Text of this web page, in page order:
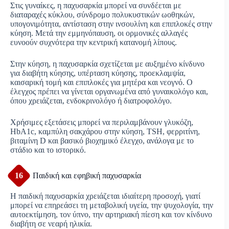
Στις γυναίκες, η παχυσαρκία μπορεί να συνδέεται με
διαταραχές κύκλου, σύνδρομο πολυκυστικών ωοθηκών,
υπογονιμότητα, αντίσταση στην ινσουλίνη και επιπλοκές στην
κύηση. Μετά την εμμηνόπαυση, οι ορμονικές αλλαγές
ευνοούν συχνότερα την κεντρική κατανομή λίπους.
Στην κύηση, η παχυσαρκία σχετίζεται με αυξημένο κίνδυνο
για διαβήτη κύησης, υπέρταση κύησης, προεκλαμψία,
καισαρική τομή και επιπλοκές για μητέρα και νεογνό. Ο
έλεγχος πρέπει να γίνεται οργανωμένα από γυναικολόγο και,
όπου χρειάζεται, ενδοκρινολόγο ή διατροφολόγο.
Χρήσιμες εξετάσεις μπορεί να περιλαμβάνουν γλυκόζη,
HbA1c, καμπύλη σακχάρου στην κύηση, TSH, φερριτίνη,
βιταμίνη D και βασικό βιοχημικό έλεγχο, ανάλογα με το
στάδιο και το ιστορικό.
16 Παιδική και εφηβική παχυσαρκία
Η παιδική παχυσαρκία χρειάζεται ιδιαίτερη προσοχή, γιατί
μπορεί να επηρεάσει τη μεταβολική υγεία, την ψυχολογία, την
αυτοεκτίμηση, τον ύπνο, την αρτηριακή πίεση και τον κίνδυνο
διαβήτη σε νεαρή ηλικία.